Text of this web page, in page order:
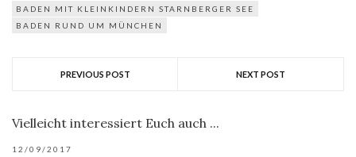
BADEN MIT KLEINKINDERN STARNBERGER SEE
BADEN RUND UM MÜNCHEN
PREVIOUS POST NEXT POST
Vielleicht interessiert Euch auch ...
12/09/2017